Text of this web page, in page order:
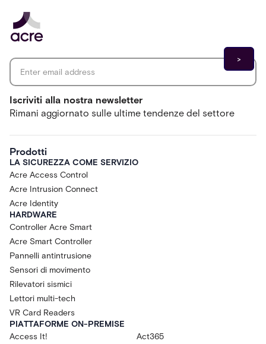
Iscriviti alla nostra newsletter
Rimani aggiornato sulle ultime tendenze del settore
Prodotti
LA SICUREZZA COME SERVIZIO
Acre Access Control
Acre Intrusion Connect
Acre Identity
HARDWARE
Controller Acre Smart
Acre Smart Controller
Pannelli antintrusione
Sensori di movimento
Rilevatori sismici
Lettori multi-tech
VR Card Readers
PIATTAFORME ON-PREMISE
Access It!
Act365